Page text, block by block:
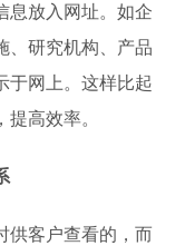
息放入网址。如企
、研究机构、产品
于网上。这样比起
高效率。
供客户查看的，而